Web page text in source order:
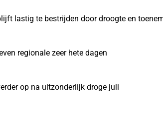
lastig te bestrijden door droogte en
regionale zeer hete dagen
op na uitzonderlijk droge juli